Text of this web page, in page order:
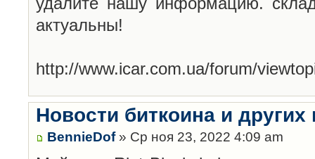
актуальны!
http://www.icar.com.ua/forum/
Новости биткоина и других
BennieDof» Ср ноя 23, 2022 4:09 am